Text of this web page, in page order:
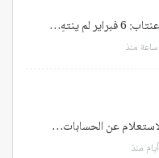
ينتهِ…
عن الحسابات…